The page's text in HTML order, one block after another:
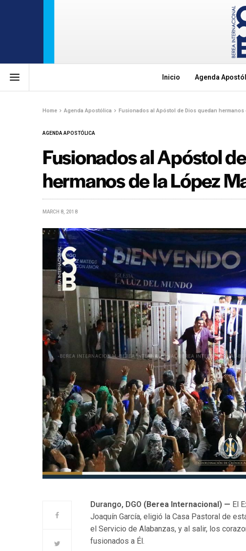
Inicio Agenda
Home Agenda Apostólica Fusionados al Apóstol de Dios quedan
AGENDA APOSTÓLICA
Fusionados al Apóstol
hermanos de la López
MARCH 8, 2018
Durango, DGO (Berea Internacional) — El
Joaquín García, eligió la Casa Pastoral de
el Servicio de Alabanzas, y al salir, los
fusionados a Él.